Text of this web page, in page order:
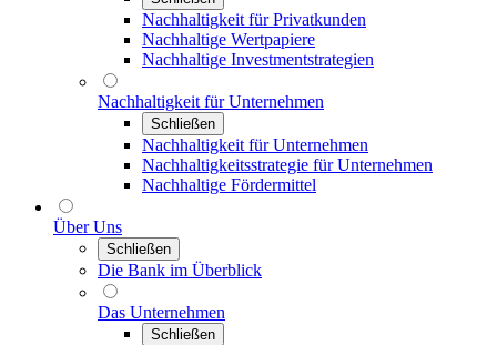
Nachhaltigkeit für Privatkunden
Nachhaltige Wertpapiere
Nachhaltige Investmentstrategien
Nachhaltigkeit für Unternehmen
Schließen
Nachhaltigkeit für Unternehmen
Nachhaltigkeitsstrategie für Unternehmen
Nachhaltige Fördermittel
Über Uns
Schließen
Die Bank im Überblick
Das Unternehmen
Schließen